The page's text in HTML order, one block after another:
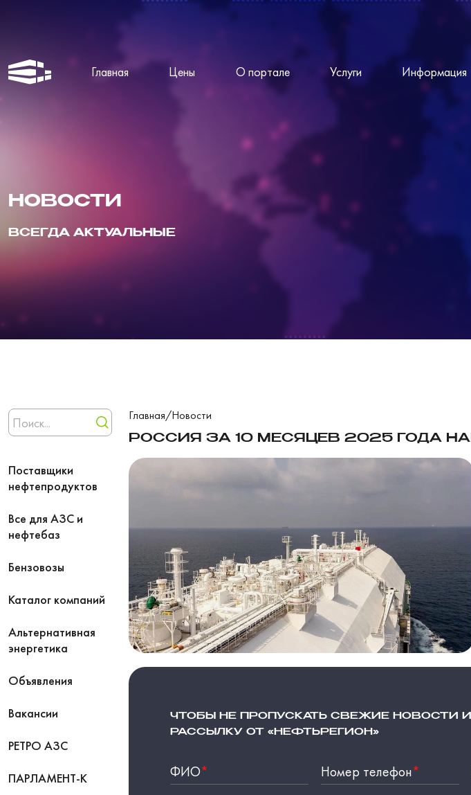
Главная Цены О портале Услуги Информация
НОВОСТИ
ВСЕГДА АКТУАЛЬНЫЕ
Поставщики
нефтепродуктов
Все для АЗС и
нефтебаз
Бензовозы
Каталог компаний
Альтернативная
энергетика
Объявления
Вакансии
РЕТРО АЗС
ПАРЛАМЕНТ-К
Главная/Новости
РОССИЯ ЗА 10 МЕСЯЦЕВ 2025 ГОДА
ЧТОБЫ НЕ ПРОПУСКАТЬ СВЕЖИЕ НОВОСТИ
РАССЫЛКУ ОТ «НЕФТЬРЕГИОН»
ФИО* Номер телефон*